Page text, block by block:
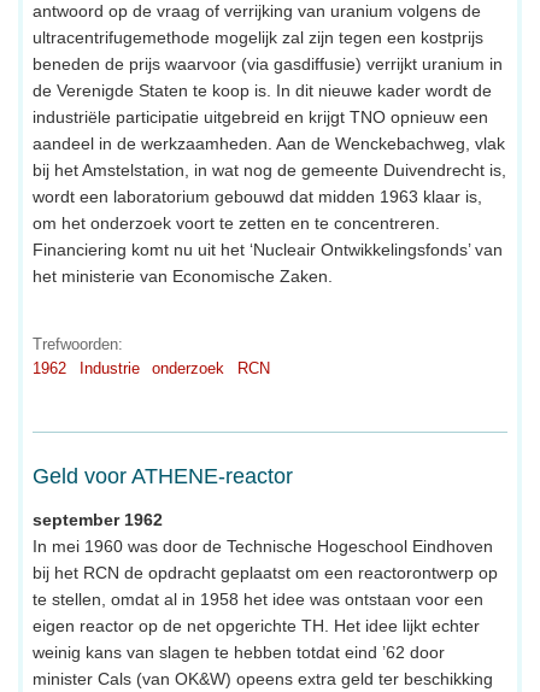
antwoord op de vraag of verrijking van uranium volgens de
ultracentrifugemethode mogelijk zal zijn tegen een kostprijs
beneden de prijs waarvoor (via gasdiffusie) verrijkt uranium in
de Verenigde Staten te koop is. In dit nieuwe kader wordt de
industriële participatie uitgebreid en krijgt TNO opnieuw een
aandeel in de werkzaamheden. Aan de Wenckebachweg, vlak
bij het Amstelstation, in wat nog de gemeente Duivendrecht is,
wordt een laboratorium gebouwd dat midden 1963 klaar is,
om het onderzoek voort te zetten en te concentreren.
Financiering komt nu uit het ‘Nucleair Ontwikkelingsfonds’ van
het ministerie van Economische Zaken.
Trefwoorden:
1962
Industrie onderzoek RCN
Geld voor ATHENE-reactor
september 1962
In mei 1960 was door de Technische Hogeschool Eindhoven
bij het RCN de opdracht geplaatst om een reactorontwerp op
te stellen, omdat al in 1958 het idee was ontstaan voor een
eigen reactor op de net opgerichte TH. Het idee lijkt echter
weinig kans van slagen te hebben totdat eind ’62 door
minister Cals (van OK&W) opeens extra geld ter beschikking